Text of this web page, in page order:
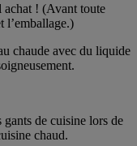
achat ! (Avant toute
l’emballage.)
chaude avec du liquide
de cuisine lors de
chaud.